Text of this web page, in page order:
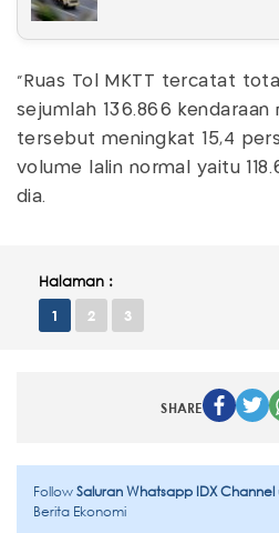
"Ruas Tol MKTT tercatat
sejumlah 136.866 kendaraan
tersebut meningkat 15,4
volume lalin normal yaitu
dia.
Halaman :
1 2 3
SHARE
FollowSaluran Whatsapp IDX Channel
Berita Ekonomi